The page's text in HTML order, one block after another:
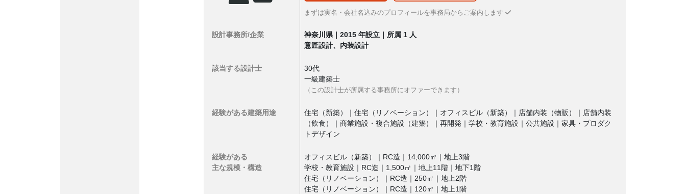
まずは実名・会社名込みのプロフィールを事務局からご案内します
設計事務所/企業
神奈川県｜2015 年設立｜所属 1 人
意匠設計、内装設計
該当する設計士
30代
一級建築士
（この設計士が所属する事務所にオファーできます）
経験がある建築用途
住宅（新築）｜住宅（リノベーション）｜オフィスビル（新築）｜店舗内装（物販）｜店舗内装
（飲食）｜商業施設・複合施設（建築）｜再開発｜学校・教育施設｜公共施設｜家具・プロダク
トデザイン
経験がある
主な規模・構造
オフィスビル（新築）｜RC造｜14,000㎡｜地上3階
学校・教育施設｜RC造｜1,500㎡｜地上11階｜地下1階
住宅（リノベーション）｜RC造｜250㎡｜地上2階
住宅（リノベーション）｜RC造｜120㎡｜地上1階